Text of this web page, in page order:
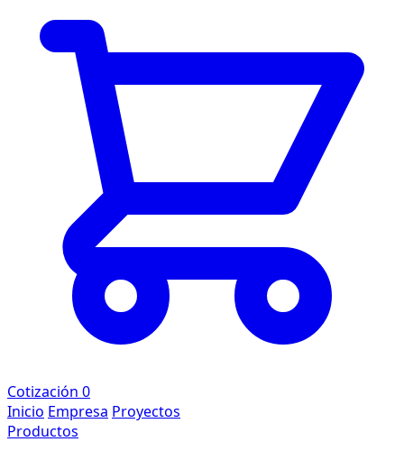
Cotización 0
Inicio Empresa Proyectos
Productos